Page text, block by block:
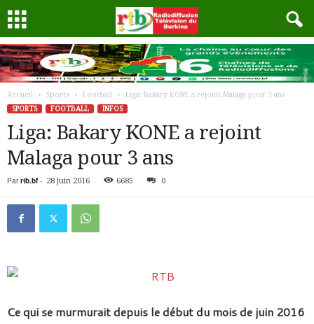
Accueil Sports Football
Liga: Bakary KONE a rejoint Malaga pour 3 ans
SPORTS
FOOTBALL INFOS
Liga: Bakary KONE a rejoint
Malaga pour 3 ans
Par rtb.bf- 28 juin 2016 6685 0
Ce qui se murmurait depuis le début du mois de juin 2016